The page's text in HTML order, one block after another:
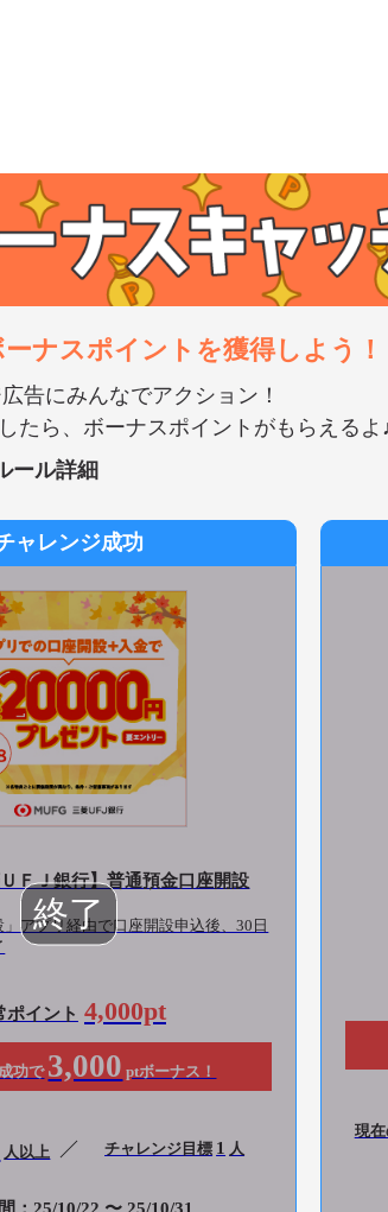
ナスポイントを獲得しよう！
告にみんなでアクション！
たら、ボーナスポイントがもらえるよ
ール詳細
ャレンジ成功
ＵＦＪ銀行】普通預金口座開設
」アプリ経由で口座開設申込後、30日
ポイント 4,000pt
功で 3,000 ptボーナス！
人以上 チャレンジ目標 1 人
：25/10/22 〜 25/10/31
現